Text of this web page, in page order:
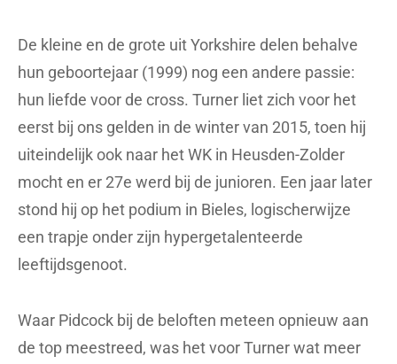
De kleine en de grote uit Yorkshire delen behalve
hun geboortejaar (1999) nog een andere passie:
hun liefde voor de cross. Turner liet zich voor het
eerst bij ons gelden in de winter van 2015, toen hij
uiteindelijk ook naar het WK in Heusden-Zolder
mocht en er 27e werd bij de junioren. Een jaar later
stond hij op het podium in Bieles, logischerwijze
een trapje onder zijn hypergetalenteerde
leeftijdsgenoot.
Waar Pidcock bij de beloften meteen opnieuw aan
de top meestreed, was het voor Turner wat meer